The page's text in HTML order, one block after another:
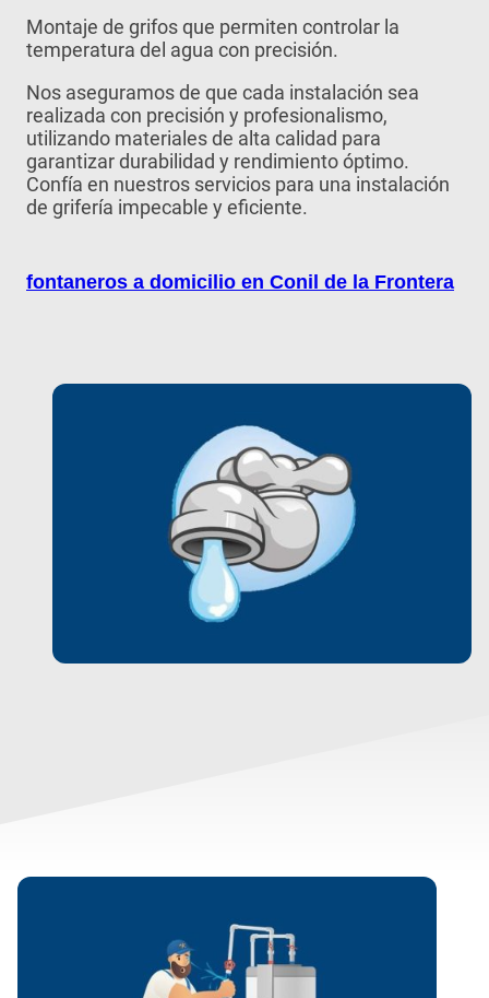
Montaje de grifos que permiten controlar la
temperatura del agua con precisión.
Nos aseguramos de que cada instalación sea
realizada con precisión y profesionalismo,
utilizando materiales de alta calidad para
garantizar durabilidad y rendimiento óptimo.
Confía en nuestros servicios para una instalación
de grifería impecable y eficiente.
fontaneros a domicilio en Conil de la Frontera